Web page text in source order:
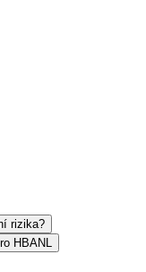
rizika?
HBANL